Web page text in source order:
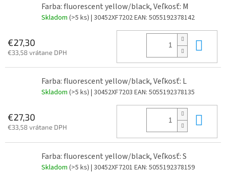
Farba: fluorescent yellow/black, Veľkosť: M
Skladom (>5 ks) | 30452XF7202EAN: 5055192378142
€27,30
€33,58 vrátane DPH
Farba: fluorescent yellow/black, Veľkosť: L
Skladom (>5 ks) | 30452XF7203 EAN: 5055192378135
€27,30
€33,58 vrátane DPH
Farba: fluorescent yellow/black, Veľkosť: S
Skladom (>5 ks) | 30452XF7201 EAN: 5055192378159